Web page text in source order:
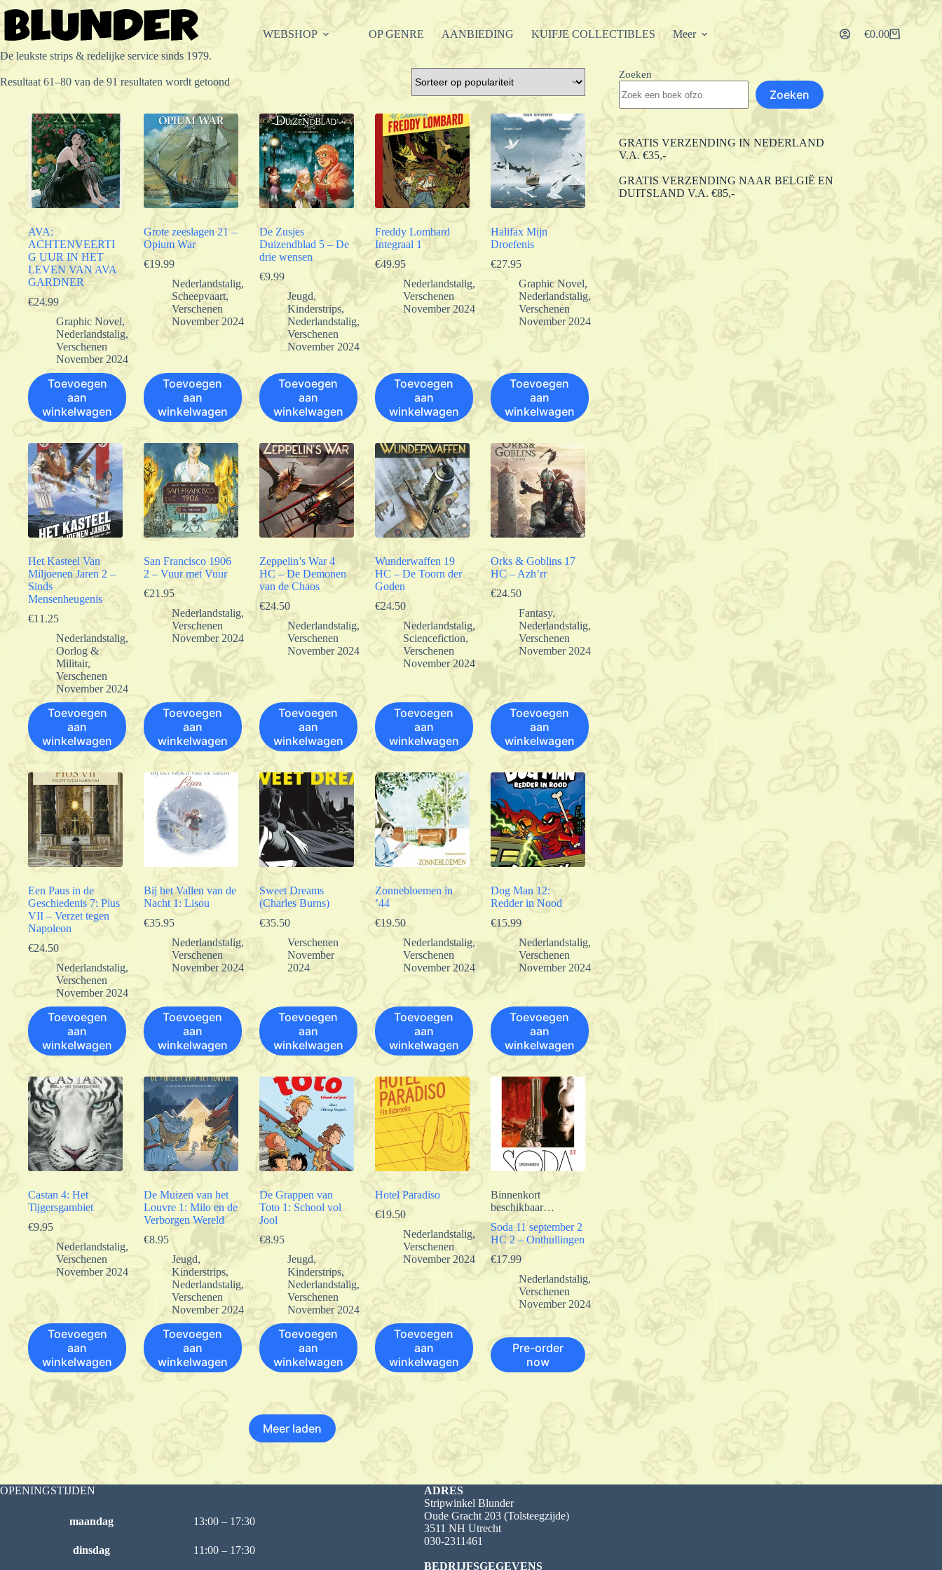
Ga
naar
inhoud
De leukste strips & redelijke service sinds 1979.
WEBSHOP OP GENRE AANBIEDING KUIFJE COLLECTIBLES Meer Winkelwagen
€0.00
Resultaat 61–80 van de 91 resultaten wordt getoond
op
AVA:
ACHTENVEERTI
G UUR IN HET
LEVEN VAN AVA
GARDNER
€24.99
Graphic Novel,
Nederlandstalig,
Verschenen
November 2024
Toevoegen
aan
winkelwagen
Grote zeeslagen 21 –
Opium War
€19.99
Nederlandstalig,
Scheepvaart,
Verschenen
November 2024
Toevoegen
aan
winkelwagen
De Zusjes
Duizendblad 5 – De
drie wensen
€9.99
Jeugd,
Kinderstrips,
Nederlandstalig,
Verschenen
November 2024
Toevoegen
aan
winkelwagen
Freddy Lombard
Integraal 1
€49.95
Nederlandstalig,
Verschenen
November 2024
Toevoegen
aan
winkelwagen
Halifax Mijn
Droefenis
€27.95
Graphic Novel,
Nederlandstalig,
Verschenen
November 2024
Toevoegen
aan
winkelwagen
Het Kasteel Van
Miljoenen Jaren 2 –
Sinds
Mensenheugenis
€11.25
Nederlandstalig,
Oorlog &
Militair,
Verschenen
November 2024
Toevoegen
aan
winkelwagen
San Francisco 1906
2 – Vuur met Vuur
€21.95
Nederlandstalig,
Verschenen
November 2024
Toevoegen
aan
winkelwagen
Zeppelin’s War 4
HC – De Demonen
van de Chaos
€24.50
Nederlandstalig,
Verschenen
November 2024
Toevoegen
aan
winkelwagen
Wunderwaffen 19
HC – De Toorn der
Goden
€24.50
Nederlandstalig,
Sciencefiction,
Verschenen
November 2024
Toevoegen
aan
winkelwagen
Orks & Goblins 17
HC – Azh’rr
€24.50
Fantasy,
Nederlandstalig,
Verschenen
November 2024
Toevoegen
aan
winkelwagen
Een Paus in de
Geschiedenis 7: Pius
VII – Verzet tegen
Napoleon
€24.50
Nederlandstalig,
Verschenen
November 2024
Toevoegen
aan
winkelwagen
Bij het Vallen van de
Nacht 1: Lisou
€35.95
Nederlandstalig,
Verschenen
November 2024
Toevoegen
aan
winkelwagen
Sweet Dreams
(Charles Burns)
€35.50
Verschenen
November
2024
Toevoegen
aan
winkelwagen
Zonnebloemen in
’44
€19.50
Nederlandstalig,
Verschenen
November 2024
Toevoegen
aan
winkelwagen
Dog Man 12:
Redder in Nood
€15.99
Nederlandstalig,
Verschenen
November 2024
Toevoegen
aan
winkelwagen
Castan 4: Het
Tijgersgambiet
€9.95
Nederlandstalig,
Verschenen
November 2024
Toevoegen
aan
winkelwagen
De Muizen van het
Louvre 1: Milo en de
Verborgen Wereld
€8.95
Jeugd,
Kinderstrips,
Nederlandstalig,
Verschenen
November 2024
Toevoegen
aan
winkelwagen
De Grappen van
Toto 1: School vol
Jool
€8.95
Jeugd,
Kinderstrips,
Nederlandstalig,
Verschenen
November 2024
Toevoegen
aan
winkelwagen
Hotel Paradiso
€19.50
Nederlandstalig,
Verschenen
November 2024
Toevoegen
aan
winkelwagen
Binnenkort
beschikbaar…
Soda 11 september 2
HC 2 – Onthullingen
€17.99
Nederlandstalig,
Verschenen
November 2024
Pre-order
now
Meer laden
Zoeken
Zoeken
GRATIS VERZENDING IN NEDERLAND
V.A. €35,-
GRATIS VERZENDING NAAR BELGIË EN
DUITSLAND V.A. €85,-
OPENINGSTIJDEN
maandag 13:00 – 17:30
dinsdag 11:00 – 17:30
ADRES
Stripwinkel Blunder
Oude Gracht 203 (Tolsteegzijde)
3511 NH Utrecht
030-2311461
BEDRIJFSGEGEVENS